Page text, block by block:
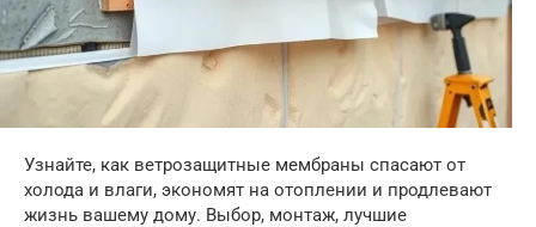
Узнайте, как ветрозащитные мембраны спасают от
холода и влаги, экономят на отоплении и продлевают
жизнь вашему дому. Выбор, монтаж, лучшие